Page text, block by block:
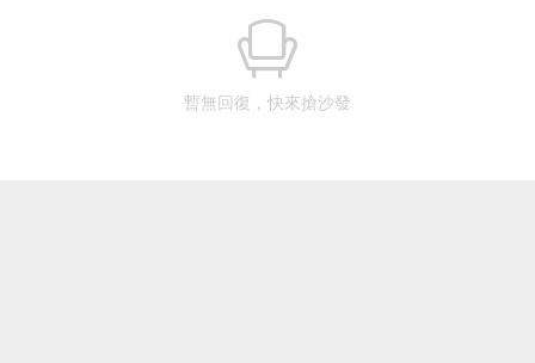
暫無回復，快來搶沙發